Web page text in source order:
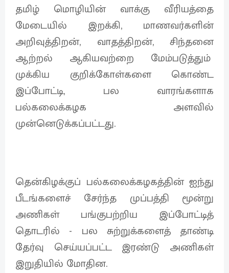
தமிழ் மொழியின் வாக்கு வீரியத்தை
மேடையில் இறக்கி, மாணவர்களின்
அறிவுத்திறன், வாதத்திறன், சிந்தனை
ஆற்றல் ஆகியவற்றை மேம்படுத்தும்
முக்கிய குறிக்கோள்களை கொண்ட
இப்போட்டி, பல வாரங்களாக
பல்கலைக்கழக அளவில்
முன்னெடுக்கப்பட்டது.
தென்கிழக்குப் பல்கலைக்கழகத்தின் ஐந்து
பீடங்களைச் சேர்ந்த முப்பத்தி மூன்று
அணிகள் பங்குபற்றிய இப்போட்டித்
தொடரில் - பல சுற்றுக்களைத் தாண்டி
தேர்வு செய்யப்பட்ட இரண்டு அணிகள்
இறுதியில் மோதின.